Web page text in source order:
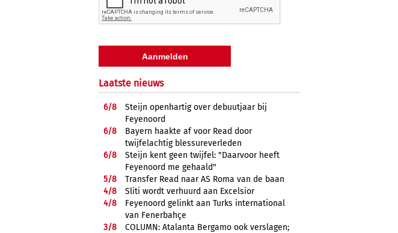
Laatste nieuws
6/8
Steijn openhartig over debuutjaar bij
Feyenoord
6/8
Bayern haakte af voor Read door
twijfelachtig blessureverleden
6/8
Steijn kent geen twijfel: "Daarvoor heeft
Feyenoord me gehaald"
5/8
Transfer Read naar AS Roma van de baan
4/8
Sliti wordt verhuurd aan Excelsior
4/8
Feyenoord gelinkt aan Turks international
van Fenerbahçe
3/8
COLUMN: Atalanta Bergamo ook verslagen;